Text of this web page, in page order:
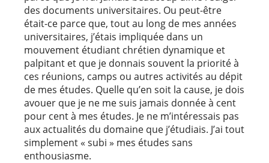
des documents universitaires. Ou peut-être
était-ce parce que, tout au long de mes années
universitaires, j’étais impliquée dans un
mouvement étudiant chrétien dynamique et
palpitant et que je donnais souvent la priorité à
ces réunions, camps ou autres activités au dépit
de mes études. Quelle qu’en soit la cause, je dois
avouer que je ne me suis jamais donnée à cent
pour cent à mes études. Je ne m’intéressais pas
aux actualités du domaine que j’étudiais. J’ai tout
simplement « subi » mes études sans
enthousiasme.